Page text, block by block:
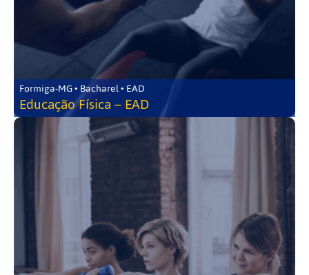
Formiga-MG • Bacharel • EAD
Educação Física – EAD